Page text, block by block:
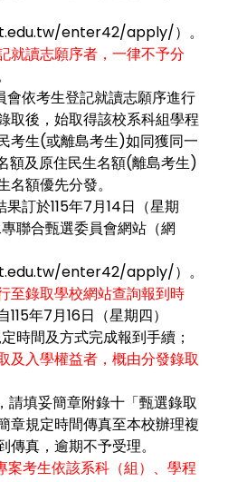
enter42/apply/）。
就讀志願序者，一律不予分
會依考生登記就讀志願序進行
取後，始取得該校系科組學程
考生(或離島考生)如同獲同一
額及原住民生名額(離島考生)
額優先分發。
訂於115年7月14日（星期
聯合甄選委員會網站（網
enter42/apply/）。
至錄取學校網站查詢報到時
115年7月16日（星期四）
時間及方式完成報到手續；
及入學權益者，概由分發錄取
請填妥簡章附錄十「甄選錄取
章規定時間傳真至本校辦理複
真，逾期不予受理。
案考生依該系科（組）、學程